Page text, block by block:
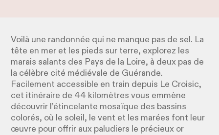
Voilà une randonnée qui ne manque pas de sel. La
tête en mer et les pieds sur terre, explorez les
marais salants des Pays de la Loire, à deux pas de
la célèbre cité médiévale de Guérande.
Facilement accessible en train depuis Le Croisic,
cet itinéraire de 44 kilomètres vous emmène
découvrir l’étincelante mosaïque des bassins
colorés, où le soleil, le vent et les marées font leur
œuvre pour offrir aux paludiers le précieux or